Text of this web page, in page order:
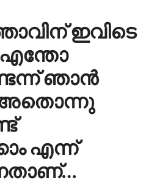
ഇവിടെ
എന്തോ
ഞാൻ
എന്ന്